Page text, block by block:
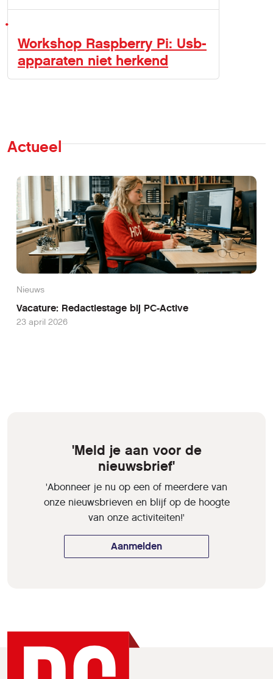
Workshop Raspberry Pi: Usb-
apparaten niet herkend
Actueel
Nieuws
Vacature: Redactiestage bij PC-Active
23 april 2026
'Meld je aan voor de
nieuwsbrief'
'Abonneer je nu op een of meerdere van
onze nieuwsbrieven en blijf op de hoogte
van onze activiteiten!'
Aanmelden